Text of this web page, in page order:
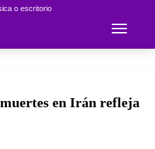
o escritorio
Toggle
en Irán refleja